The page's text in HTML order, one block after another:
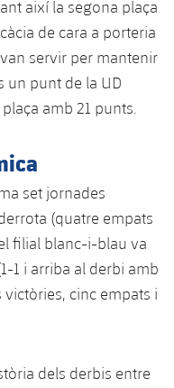
així la segona plaça
de cara a porteria
servir per mantenir
un punt de la UD
amb 21 punts.
set jornades
(quatre empats
filial blanc-i-blau va
1 i arriba al derbi amb
cinc empats i
dels derbis entre